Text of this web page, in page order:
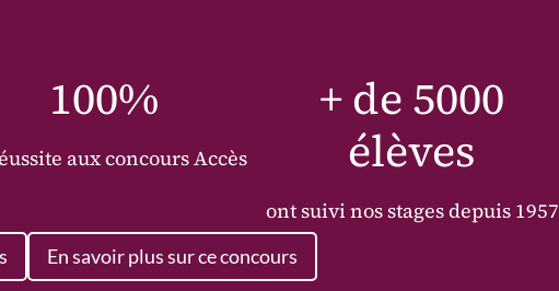
100%
aux concoursAccès
+ de 5000
élèves
ont suivi nos stages depuis 1957
En savoir plus sur ce concours